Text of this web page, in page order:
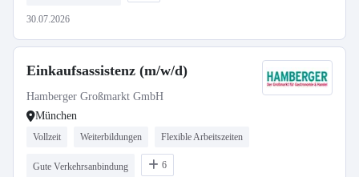
30.07.2026
Einkaufsassistenz (m/w/d)
Hamberger Großmarkt GmbH
München
Vollzeit Weiterbildungen Flexible Arbeitszeiten
Gute Verkehrsanbindung 6